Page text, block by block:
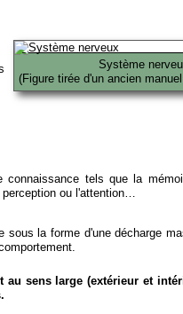
Système
(Figure tirée d'un ancien
tels que la
perception ou l'attention…
sous la forme d'une décharge
sens large (extérieur et